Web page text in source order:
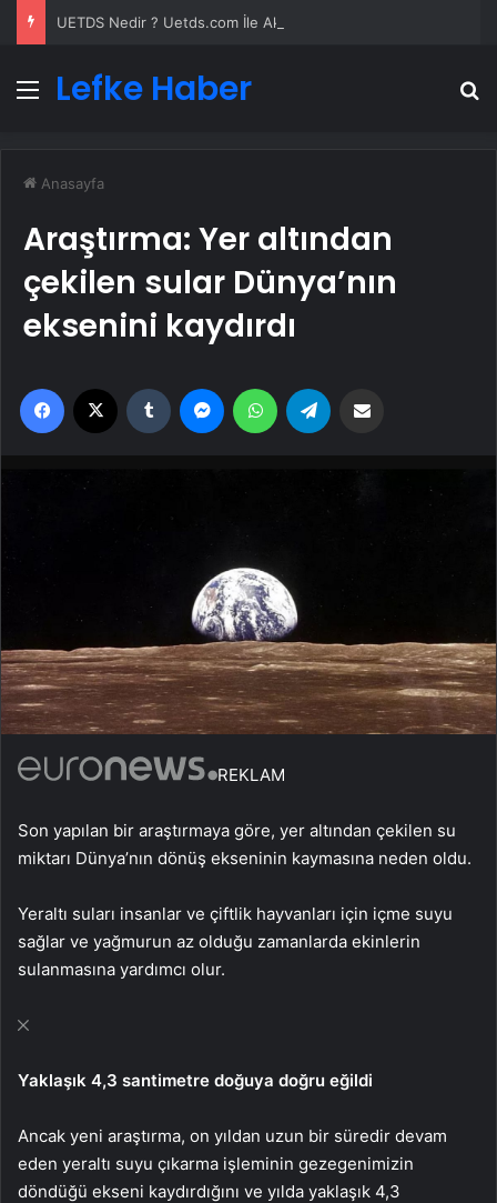
Menü
Lefke Haber
Anasayfa
Araştırma: Yer altından
çekilen sular Dünya’nın
eksenini kaydırdı
Facebook Tumblr MessengerWhatsApp
REKLAM
Son yapılan bir araştırmaya göre, yer altından çekilen su
miktarı Dünya’nın dönüş ekseninin kaymasına neden oldu.
Yeraltı suları insanlar ve çiftlik hayvanları için içme suyu
sağlar ve yağmurun az olduğu zamanlarda ekinlerin
sulanmasına yardımcı olur.
Yaklaşık 4,3 santimetre doğuya doğru eğildi
Ancak yeni araştırma, on yıldan uzun bir süredir devam
eden yeraltı suyu çıkarma işleminin gezegenimizin
döndüğü ekseni kaydırdığını ve yılda yaklaşık 4,3